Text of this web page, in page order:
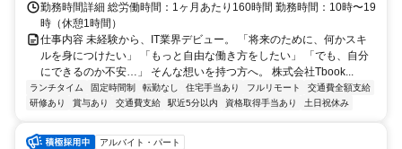
勤務時間詳細 総労働時間：1ヶ月あたり160時間 勤務時間：10時〜19
時（休憩1時間）
仕事内容 未経験から、IT業界デビュー。 「将来のために、何かスキ
ルを身につけたい」 「もっと自由な働き方をしたい」 「でも、自分
にできるのか不安…」 そんな想いを持つ方へ。 株式会社Tbook...
ランチタイム 固定時間制 転勤なし 住宅手当あり フルリモート
交通費全額支給
研修あり
賞与あり 交通費支給 駅近5分以内 資格取得手当あり 土日祝休み
アルバイト・パート